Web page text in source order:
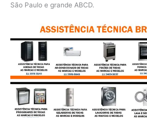
São Paulo e grande ABCD.